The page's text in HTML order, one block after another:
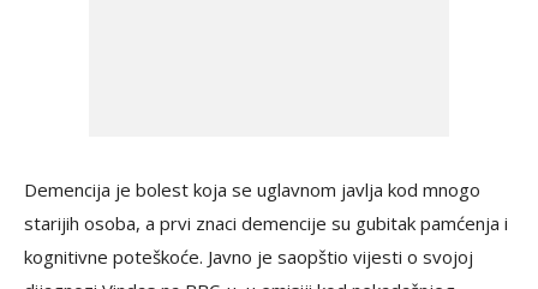
Demencija je bolest koja se uglavnom javlja kod mnogo
starijih osoba, a prvi znaci demencije su gubitak pamćenja i
kognitivne poteškoće. Javno je saopštio vijesti o svojoj